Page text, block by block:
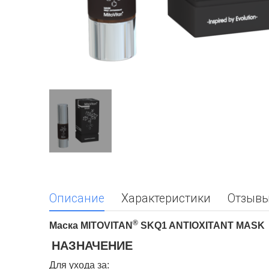
Описание Характеристики
Маска MITOVITAN ® SKQ1 ANTIOXITANT MASK
НАЗНАЧЕНИЕ
Для ухода за: